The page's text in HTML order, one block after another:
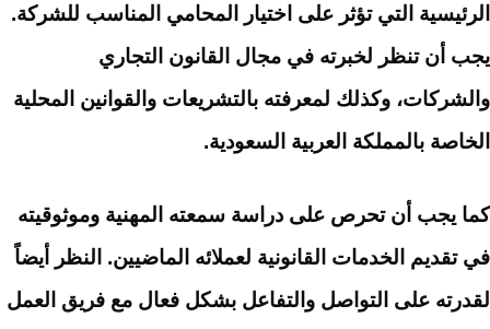
الرئيسية التي تؤثر على اختيار المحامي المناسب للشركة.
يجب أن تنظر لخبرته في مجال القانون التجاري
والشركات، وكذلك لمعرفته بالتشريعات والقوانين المحلية
الخاصة بالمملكة العربية السعودية.
كما يجب أن تحرص على دراسة سمعته المهنية وموثوقيته
في تقديم الخدمات القانونية لعملائه الماضيين. النظر أيضاً
لقدرته على التواصل والتفاعل بشكل فعال مع فريق العمل